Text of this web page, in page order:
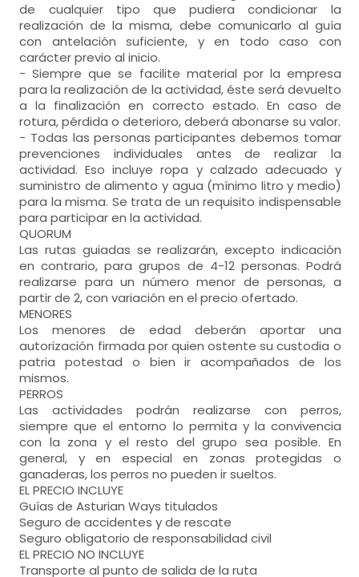
de cualquier tipo que pudiera condicionar la
realización de la misma, debe comunicarlo al guía
con antelación suficiente, y en todo caso con
carácter previo al inicio.
- Siempre que se facilite material por la empresa
para la realización de la actividad, éste será devuelto
a la finalización en correcto estado. En caso de
rotura, pérdida o deterioro, deberá abonarse su valor.
- Todas las personas participantes debemos tomar
prevenciones individuales antes de realizar la
actividad. Eso incluye ropa y calzado adecuado y
suministro de alimento y agua (mínimo litro y medio)
para la misma. Se trata de un requisito indispensable
para participar en la actividad.
QUORUM
Las rutas guiadas se realizarán, excepto indicación
en contrario, para grupos de 4-12 personas. Podrá
realizarse para un número menor de personas, a
partir de 2, con variación en el precio ofertado.
MENORES
Los menores de edad deberán aportar una
autorización firmada por quien ostente su custodia o
patria potestad o bien ir acompañados de los
mismos.
PERROS
Las actividades podrán realizarse con perros,
siempre que el entorno lo permita y la convivencia
con la zona y el resto del grupo sea posible. En
general, y en especial en zonas protegidas o
ganaderas, los perros no pueden ir sueltos.
EL PRECIO INCLUYE
Guías de Asturian Ways titulados
Seguro de accidentes y de rescate
Seguro obligatorio de responsabilidad civil
EL PRECIO NO INCLUYE
Transporte al punto de salida de la ruta